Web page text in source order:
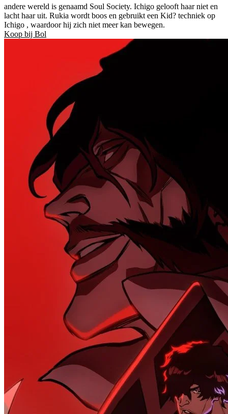
andere wereld is genaamd Soul Society. Ichigo gelooft haar niet en
lacht haar uit. Rukia wordt boos en gebruikt een Kid? techniek op
Ichigo , waardoor hij zich niet meer kan bewegen.
Koop bij Bol